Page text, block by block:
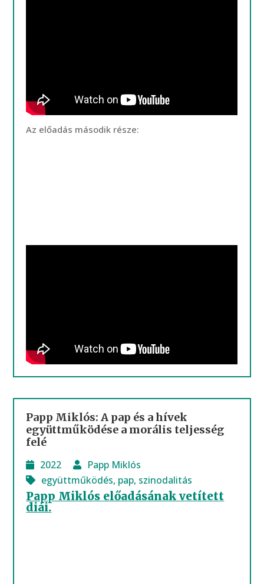
Az előadás második része:
Papp Miklós: A pap és a hívek
együttműködése a morális teljesség
felé
2022
Papp Miklós
együttműködés, pap, szinodalitás
Papp Miklós előadásának vetített
diái.